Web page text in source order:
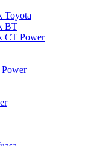
Toyota
BT
CT Power